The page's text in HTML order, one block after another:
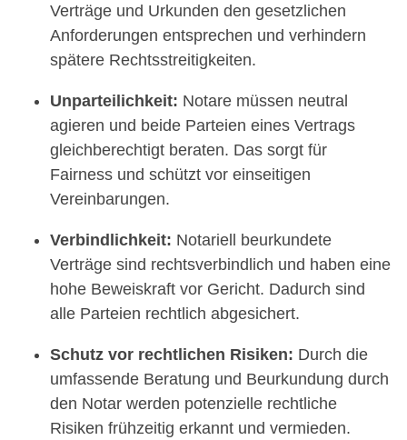
Verträge und Urkunden den gesetzlichen
Anforderungen entsprechen und verhindern
spätere Rechtsstreitigkeiten.
Unparteilichkeit: Notare müssen neutral
agieren und beide Parteien eines Vertrags
gleichberechtigt beraten. Das sorgt für
Fairness und schützt vor einseitigen
Vereinbarungen.
Verbindlichkeit: Notariell beurkundete
Verträge sind rechtsverbindlich und haben eine
hohe Beweiskraft vor Gericht. Dadurch sind
alle Parteien rechtlich abgesichert.
Schutz vor rechtlichen Risiken: Durch die
umfassende Beratung und Beurkundung durch
den Notar werden potenzielle rechtliche
Risiken frühzeitig erkannt und vermieden.